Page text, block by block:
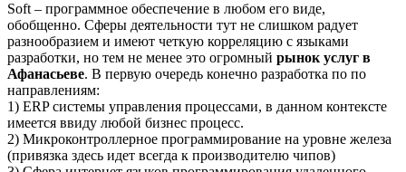
Soft – программное обеспечение в любом его виде,
обобщенно. Сферы деятельности тут не слишком радует
разнообразием и имеют четкую корреляцию с языками
разработки, но тем не менее это огромный рынок услуг в
Афанасьеве. В первую очередь конечно разработка по по
направлениям:
1) ERP системы управления процессами, в данном контексте
имеется ввиду любой бизнес процесс.
2) Микроконтроллерное программирование на уровне железа
(привязка здесь идет всегда к производителю чипов)